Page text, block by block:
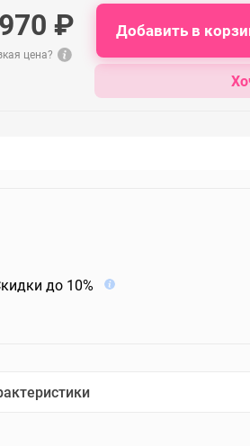
₽
цена?
Добавить в
до 10%